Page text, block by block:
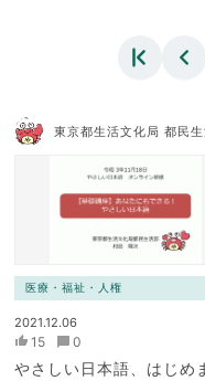
東京都生活文化局 都民
医療・福祉・人権
2021.12.06
15 0
やさしい日本語、はじめ